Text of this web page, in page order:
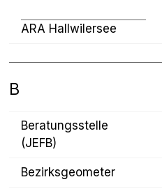
ARA Hallwilersee
B
Beratungsstelle
(JEFB)
Bezirksgeometer